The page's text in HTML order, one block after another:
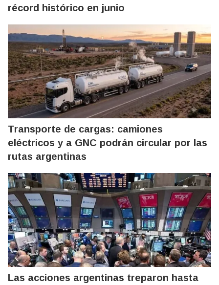
récord histórico en junio
Transporte de cargas: camiones
eléctricos y a GNC podrán circular por las
rutas argentinas
Las acciones argentinas treparon hasta